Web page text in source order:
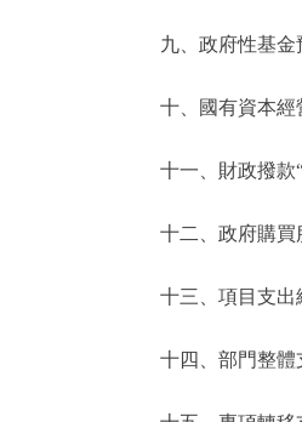
九、政府性基金
十、國有資本經
十一、財政撥款“
十二、政府購買
十三、項目支出
十四、部門整體